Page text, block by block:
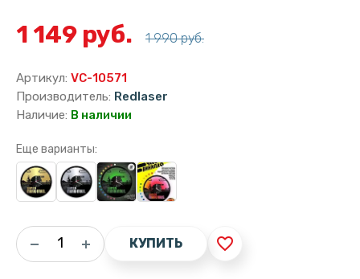
1 149 руб. 1 990 руб.
Артикул: VC-10571
Производитель: Redlaser
Наличие: В наличии
Еще варианты:
КУПИТЬ favorite_border